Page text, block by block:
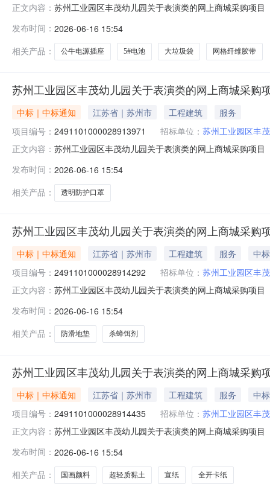
正文内容： 苏州工业园区丰茂幼儿园关于表演类的网上商城采购项
在行政区划名称:苏州市工业园区报价起止时间:-二、采
发布时间： 2026-06-16 15:54
相关产品：
公牛电源插座 5#电池 大垃圾袋 网格纤维胶带
苏州工业园区丰茂幼儿园关于表演类的网上商城采购
中标｜中标通知 江苏省｜苏州市 工程建筑
服务
项目编号： 2491101000028913971 招标单位： 苏州工业园区丰
正文内容： 苏州工业园区丰茂幼儿园关于表演类的网上商城采购项
在行政区划名称:苏州市工业园区报价起止时间:-二、采
发布时间： 2026-06-16 15:54
相关产品：
透明防护口罩
苏州工业园区丰茂幼儿园关于表演类的网上商城采购
中标｜中标通知 江苏省｜苏州市 工程建筑 服务
中
项目编号： 2491101000028914292 招标单位： 苏州工业园区丰
正文内容： 苏州工业园区丰茂幼儿园关于表演类的网上商城采购项
在行政区划名称:苏州市工业园区报价起止时间:-二、采
发布时间： 2026-06-16 15:54
相关产品：
防滑地垫 杀蟑饵剂
苏州工业园区丰茂幼儿园关于表演类的网上商城采购
中标｜中标通知 江苏省｜苏州市 工程建筑 服务
中
项目编号： 2491101000028914435 招标单位： 苏州工业园区丰
正文内容： 苏州工业园区丰茂幼儿园关于表演类的网上商城采购项
在行政区划名称:苏州市工业园区报价起止时间:-二、采
发布时间： 2026-06-16 15:54
相关产品：
国画颜料 超轻质黏土 宣纸 全开卡纸